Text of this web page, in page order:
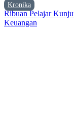
Kronika
Ribuan Pelajar
Keuangan